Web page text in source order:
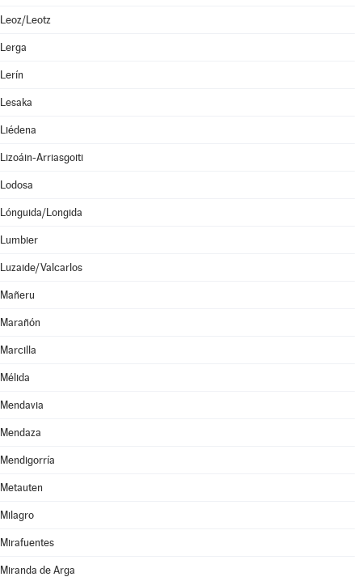
Leoz/Leotz
Lerga
Lerín
Lesaka
Liédena
Lizoáin-Arriasgoiti
Lodosa
Lónguida/Longida
Lumbier
Luzaide/Valcarlos
Mañeru
Marañón
Marcilla
Mélida
Mendavia
Mendaza
Mendigorría
Metauten
Milagro
Mirafuentes
Miranda de Arga